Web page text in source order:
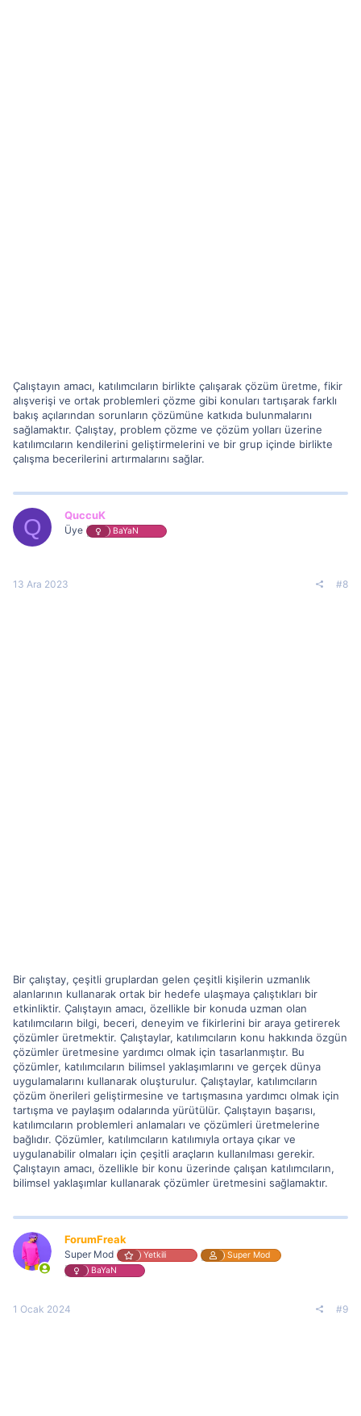
Çalıştayın amacı, katılımcıların birlikte çalışarak çözüm üretme, fikir
alışverişi ve ortak problemleri çözme gibi konuları tartışarak farklı
bakış açılarından sorunların çözümüne katkıda bulunmalarını
sağlamaktır. Çalıştay, problem çözme ve çözüm yolları üzerine
katılımcıların kendilerini geliştirmelerini ve bir grup içinde birlikte
çalışma becerilerini artırmalarını sağlar.
Q QuccuK
Üye BaYaN
13 Ara 2023 #8
Bir çalıştay, çeşitli gruplardan gelen çeşitli kişilerin uzmanlık
alanlarının kullanarak ortak bir hedefe ulaşmaya çalıştıkları bir
etkinliktir. Çalıştayın amacı, özellikle bir konuda uzman olan
katılımcıların bilgi, beceri, deneyim ve fikirlerini bir araya getirerek
çözümler üretmektir. Çalıştaylar, katılımcıların konu hakkında özgün
çözümler üretmesine yardımcı olmak için tasarlanmıştır. Bu
çözümler, katılımcıların bilimsel yaklaşımlarını ve gerçek dünya
uygulamalarını kullanarak oluşturulur. Çalıştaylar, katılımcıların
çözüm önerileri geliştirmesine ve tartışmasına yardımcı olmak için
tartışma ve paylaşım odalarında yürütülür. Çalıştayın başarısı,
katılımcıların problemleri anlamaları ve çözümleri üretmelerine
bağlıdır. Çözümler, katılımcıların katılımıyla ortaya çıkar ve
uygulanabilir olmaları için çeşitli araçların kullanılması gerekir.
Çalıştayın amacı, özellikle bir konu üzerinde çalışan katılımcıların,
bilimsel yaklaşımlar kullanarak çözümler üretmesini sağlamaktır.
ForumFreak
Super Mod Yetkili
Super Mod
BaYaN
1 Ocak 2024 #9